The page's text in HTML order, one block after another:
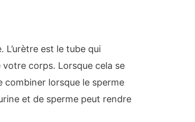
L’urètre est le tube qui
corps. Lorsque cela se
combiner lorsque le sperme
et de sperme peut rendre